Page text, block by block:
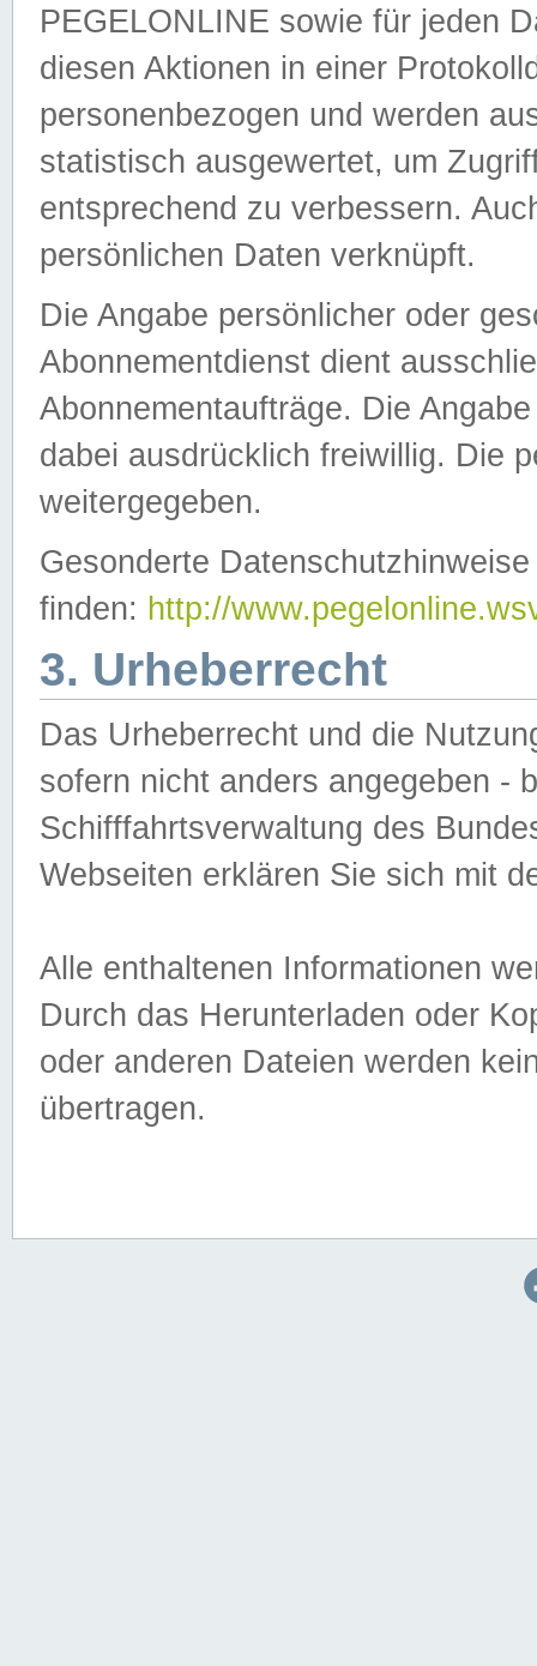
PEGELONLINE sowie für jeden
diesen Aktionen in einer
personenbezogen und werden
statistisch ausgewertet, um
entsprechend zu verbessern.
persönlichen Daten verknüpft.
Die Angabe persönlicher oder
Abonnementdienst dient
Abonnementaufträge. Die
dabei ausdrücklich freiwillig. Die
weitergegeben.
Gesonderte
finden: http://
3. Urheberrecht
Das Urheberrecht und die
sofern nicht anders angegeben -
Schifffahrtsverwaltung des
Webseiten erklären Sie sich mit
Alle enthaltenen Informationen
Durch das Herunterladen oder
oder anderen Dateien werden
übertragen.